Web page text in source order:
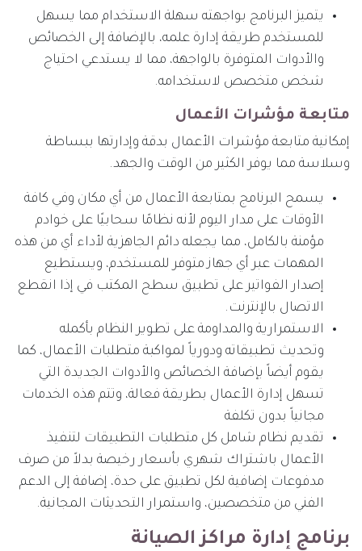
يتميز البرنامج بواجهته سهلة الاستخدام مما يسهل
للمستخدم طريقة إدارة علمه، بالإضافة إلى الخصائص
والأدوات المتوفرة بالواجهة، مما لا يستدعي احتياج
شخص متخصص لاستخدامه.
متابعة مؤشرات الأعمال
إمكانية متابعة مؤشرات الأعمال بدقة وإدارتها ببساطة
وسلاسة مما يوفر الكثير من الوقت والجهد.
يسمح البرنامج بمتابعة الأعمال من أي مكان وفي كافة
الأوقات على مدار اليوم لأنه نظامًا سحابيًا على خوادم
مؤمنة بالكامل، مما يجعله دائم الجاهزية لأداء أي من هذه
المهمات عبر أي جهاز متوفر للمستخدم، ويستطيع
إصدار الفواتير على تطبيق سطح المكتب في إذا انقطع
الاتصال بالإنترنت.
الاستمرارية والمداومة على تطوير النظام بأكمله
وتحديث تطبيقاته ودورياً لمواكبة متطلبات الأعمال، كما
يقوم أيضاً بإضافة الخصائص والأدوات الجديدة التي
تسهل إدارة الأعمال بطريقة فعالة، وتتم هذه الخدمات
مجانياً بدون تكلفة
تقديم نظام شامل كل متطلبات التطبيقات لتنفيذ
الأعمال باشتراك شهري بأسعار رخيصة بدلاً من صرف
مدفوعات إضافية لكل تطبيق على حدة، إضافة إلى الدعم
الفني من متخصصين، واستمرار التحديثات المجانية.
برنامج إدارة مراكز الصيانة